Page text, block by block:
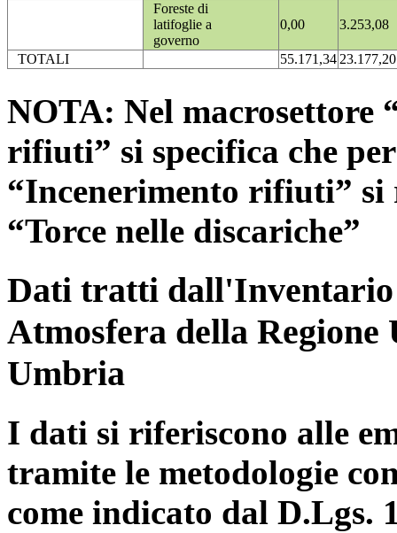
Foreste di
latifoglie a
governo
0,00 3.253,08
TOTALI 55.171,3423.177,20
NOTA: Nel macrosettore
rifiuti” si specifica che
“Incenerimento rifiuti”
“Torce nelle discariche”
Dati tratti dall'Inventario
Atmosfera della
Umbria
I dati si riferiscono alle
tramite le metodologie
come indicato dal D.Lgs.